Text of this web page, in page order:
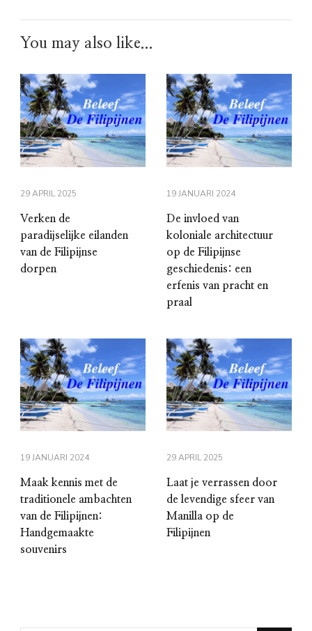
You may also like...
29 APRIL 2025
Verken de
paradijselijke eilanden
van de Filipijnse
dorpen
19 JANUARI 2024
De invloed van
koloniale architectuur
op de Filipijnse
geschiedenis: een
erfenis van pracht en
praal
19 JANUARI 2024
Maak kennis met de
traditionele ambachten
van de Filipijnen:
Handgemaakte
souvenirs
29 APRIL 2025
Laat je verrassen door
de levendige sfeer van
Manilla op de
Filipijnen